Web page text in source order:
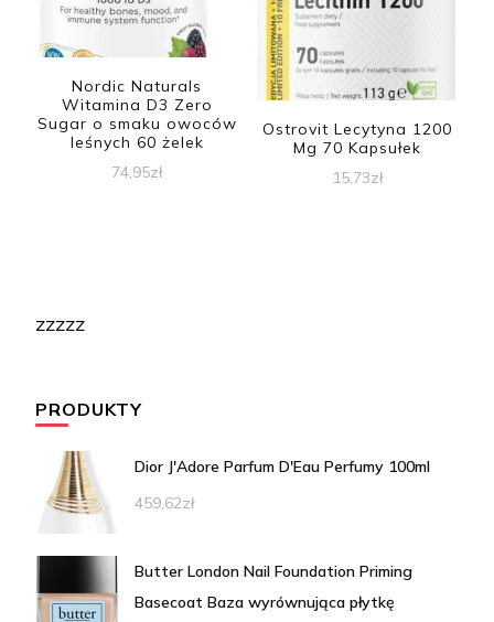
Nordic Naturals
Witamina D3 Zero
Sugar o smaku owoców
leśnych 60 żelek
74,95zł
Ostrovit Lecytyna 1200
Mg 70 Kapsułek
15,73zł
zzzzz
PRODUKTY
Dior J'Adore Parfum D'Eau Perfumy 100ml
459,62zł
Butter London Nail Foundation Priming
Basecoat Baza wyrównująca płytkę